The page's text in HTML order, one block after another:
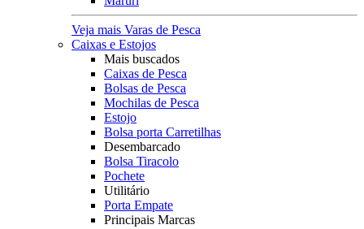
Veja mais Varas de Pesca
Caixas e Estojos
Mais buscados
Caixas de Pesca
Bolsas de Pesca
Mochilas de Pesca
Estojo
Bolsa porta Carretilhas
Desembarcado
Bolsa Tiracolo
Pochete
Utilitário
Porta Empate
Principais Marcas